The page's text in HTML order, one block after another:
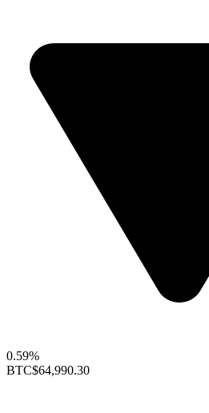
0.59%
BTC$64,990.30